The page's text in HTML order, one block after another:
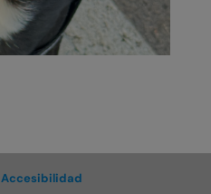
Accesibilidad